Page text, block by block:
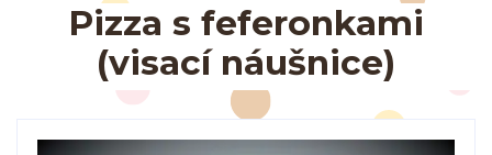
Pizza s feferonkami
(visací náušnice)